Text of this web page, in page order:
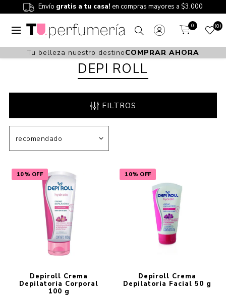
Envío gratis a tu casa! en compras mayores a $3.000
0 0
Tu belleza nuestro destinoCOMPRAR AHORA
DEPI ROLL
FILTROS
10% OFF
Depiroll Crema
Depilatoria Corporal
100 g
10% OFF
Depiroll Crema
Depilatoria Facial 50 g